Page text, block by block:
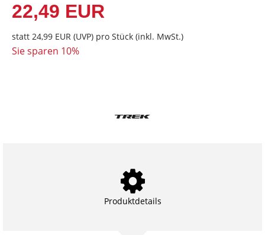
22,49 EUR
statt 24,99 EUR (UVP) pro Stück (inkl. MwSt.)
Sie sparen 10%
Produktdetails